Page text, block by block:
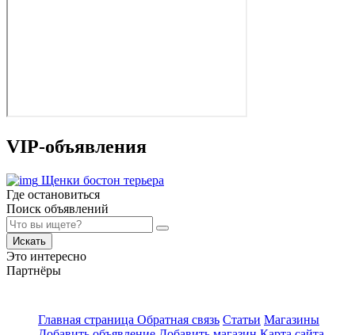
VIP-объявления
Щенки бостон терьера
Где остановиться
Поиск объявлений
Искать
Это интересно
Партнёры
Главная страница Обратная связь Статьи Магазины